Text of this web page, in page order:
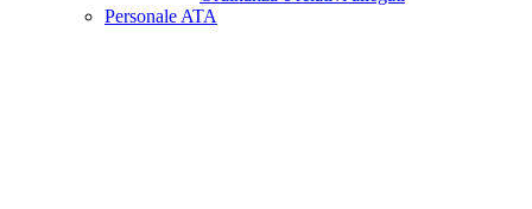
Personale ATA